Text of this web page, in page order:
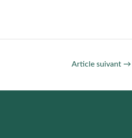
Article suivant →